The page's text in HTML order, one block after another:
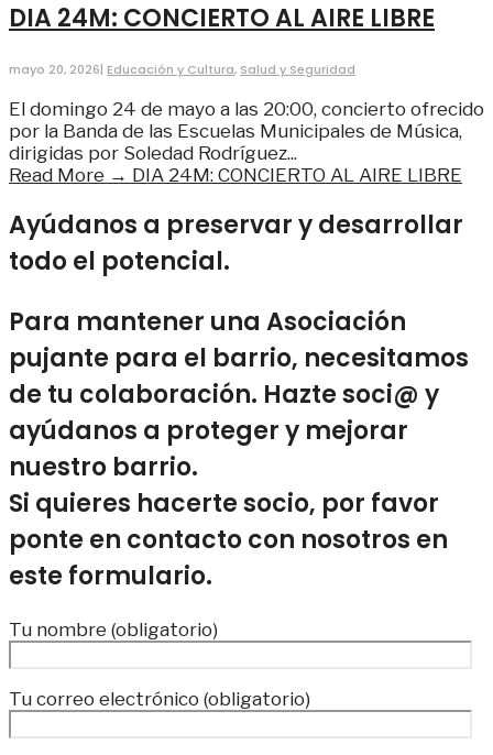
DIA 24M: CONCIERTO AL AIRE LIBRE
mayo 20, 2026| Educación y Cultura, Salud y Seguridad
El domingo 24 de mayo a las 20:00, concierto ofrecido
por la Banda de las Escuelas Municipales de Música,
dirigidas por Soledad Rodríguez...
Read More → DIA 24M: CONCIERTO AL AIRE LIBRE
Ayúdanos a preservar y desarrollar
todo el potencial.
Para mantener una Asociación
pujante para el barrio, necesitamos
de tu colaboración. Hazte soci@ y
ayúdanos a proteger y mejorar
nuestro barrio.
Si quieres hacerte socio, por favor
ponte en contacto con nosotros en
este formulario.
Tu nombre (obligatorio)
Tu correo electrónico (obligatorio)